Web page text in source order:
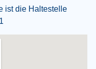
ist die Haltestelle